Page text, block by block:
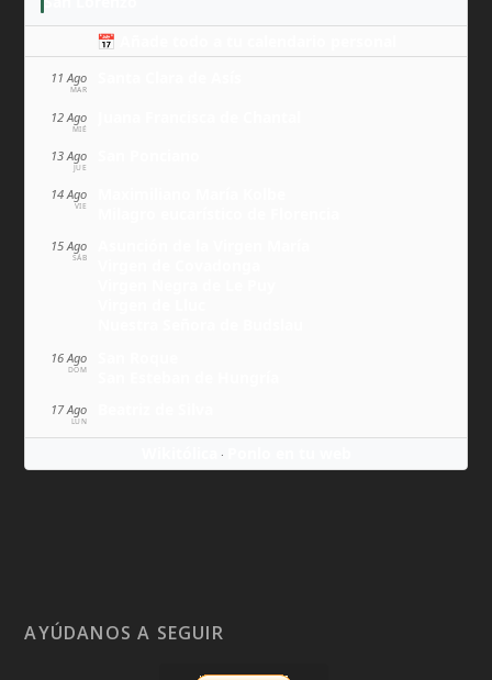
📅 Añade todo a tu calendario personal
11 Ago
MAR
12 Ago
MIÉ
13 Ago
JUE
14 Ago
VIE
15 Ago
SÁB
16 Ago
DOM
17 Ago
LUN
·
AYÚDANOS A SEGUIR